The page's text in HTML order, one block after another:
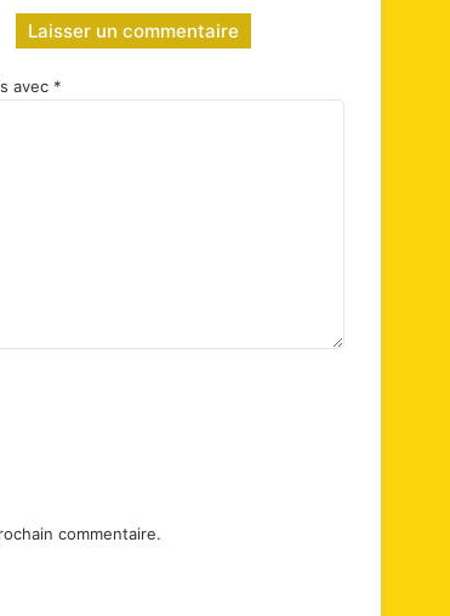
Laisser un commentaire
avec *
commentaire.